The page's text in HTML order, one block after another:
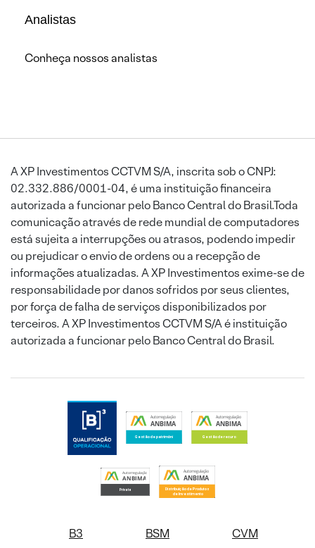
Analistas
Conheça nossos analistas
A XP Investimentos CCTVM S/A, inscrita sob o CNPJ:
02.332.886/0001-04, é uma instituição financeira
autorizada a funcionar pelo Banco Central do Brasil.Toda
comunicação através de rede mundial de computadores
está sujeita a interrupções ou atrasos, podendo impedir
ou prejudicar o envio de ordens ou a recepção de
informações atualizadas. A XP Investimentos exime-se de
responsabilidade por danos sofridos por seus clientes,
por força de falha de serviços disponibilizados por
terceiros. A XP Investimentos CCTVM S/A é instituição
autorizada a funcionar pelo Banco Central do Brasil.
B3 BSM CVM